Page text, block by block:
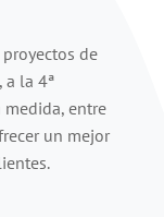
de
la 4ª
entre
un mejor